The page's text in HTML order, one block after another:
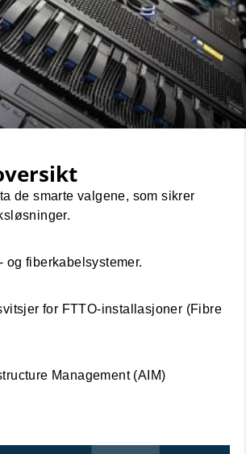
de smarte valgene, som sikrer
og fiberkabelsystemer.
for FTTO-installasjoner (Fibre
Management (AIM)